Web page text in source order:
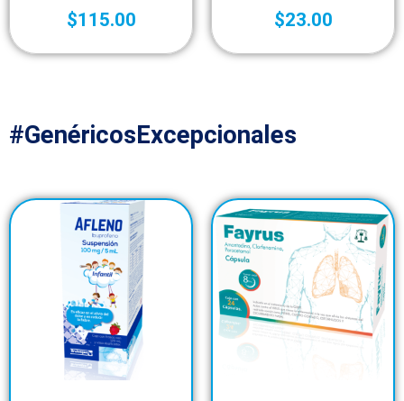
$115.00
$23.00
#GenéricosExcepcionales